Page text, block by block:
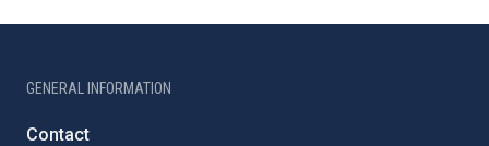
GENERAL INFORMATION
Contact